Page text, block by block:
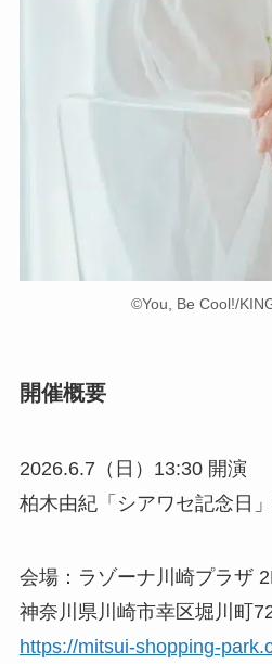
©You, Be Cool!/
開催概要
2026.6.7（日）13:30 開演
柏⽊由紀「シアワセ記念日
会場：ラゾーナ川崎プラザ
神奈川県川崎市幸区堀川町
https://mitsui-shopping-